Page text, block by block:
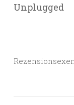
Unplugged